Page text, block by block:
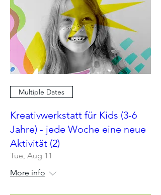
Multiple Dates
Kreativwerkstatt für Kids (3-6
Jahre) - jede Woche eine neue
Aktivität (2)
Tue, Aug 11
More info